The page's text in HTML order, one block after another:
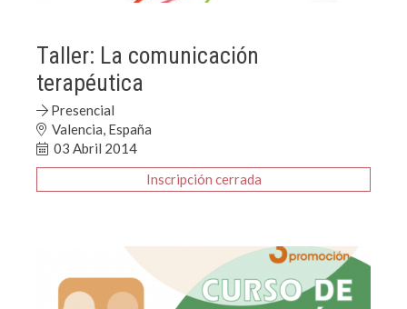
Taller: La comunicación
terapéutica
Presencial
Valencia, España
03 Abril 2014
Inscripción